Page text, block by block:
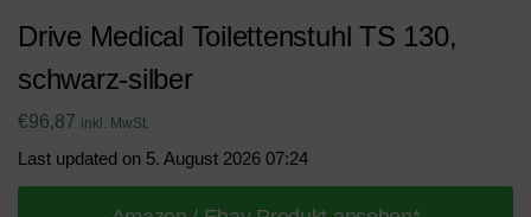
Drive Medical Toilettenstuhl TS 130,
schwarz-silber
€96,87 inkl. MwSt.
Last updated on 5. August 2026 07:24